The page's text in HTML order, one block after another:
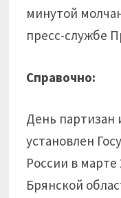
минутой
пресс-службе
Справочно:
День
установлен
России в марте
Брянской